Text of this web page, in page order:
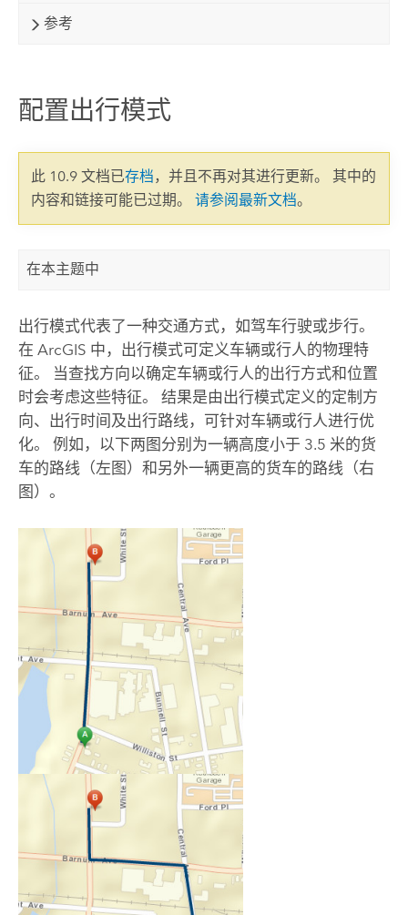
参考
配置出行模式
此 10.9 文档已存档，并且不再对其进行更新。 其中的
内容和链接可能已过期。 请参阅最新文档。
在本主题中
出行模式代表了一种交通方式，如驾车行驶或步行。
在 ArcGIS 中，出行模式可定义车辆或行人的物理特
征。 当查找方向以确定车辆或行人的出行方式和位置
时会考虑这些特征。 结果是由出行模式定义的定制方
向、出行时间及出行路线，可针对车辆或行人进行优
化。 例如，以下两图分别为一辆高度小于 3.5 米的货
车的路线（左图）和另外一辆更高的货车的路线（右
图）。